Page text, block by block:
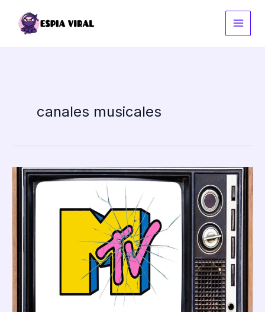
contenido
canales musicales